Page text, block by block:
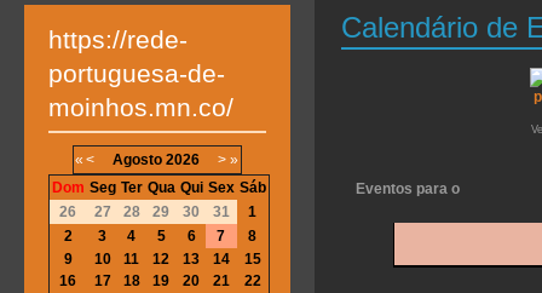
Calendário de
Eventos para o
https://rede-
portuguesa-de-
moinhos.mn.co/
« < Agosto 2026 > »
Dom Seg Ter Qua Qui Sex Sáb
26
27 28 29 30 31
1
2
3 4 5 6 7
8
9
10 11 12 13 14
15
16
17 18 19 20 21
22